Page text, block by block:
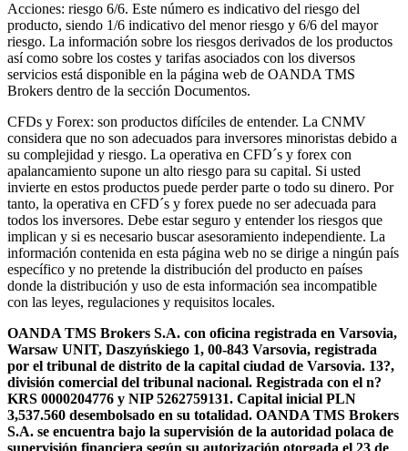
Acciones: riesgo 6/6. Este número es indicativo del riesgo del
producto, siendo 1/6 indicativo del menor riesgo y 6/6 del mayor
riesgo. La información sobre los riesgos derivados de los productos
así como sobre los costes y tarifas asociados con los diversos
servicios está disponible en la página web de OANDA TMS
Brokers dentro de la sección Documentos.
CFDs y Forex: son productos difíciles de entender. La CNMV
considera que no son adecuados para inversores minoristas debido a
su complejidad y riesgo. La operativa en CFD´s y forex con
apalancamiento supone un alto riesgo para su capital. Si usted
invierte en estos productos puede perder parte o todo su dinero. Por
tanto, la operativa en CFD´s y forex puede no ser adecuada para
todos los inversores. Debe estar seguro y entender los riesgos que
implican y si es necesario buscar asesoramiento independiente. La
información contenida en esta página web no se dirige a ningún país
específico y no pretende la distribución del producto en países
donde la distribución y uso de esta información sea incompatible
con las leyes, regulaciones y requisitos locales.
OANDA TMS Brokers S.A. con oficina registrada en Varsovia,
Warsaw UNIT, Daszyńskiego 1, 00-843 Varsovia, registrada
por el tribunal de distrito de la capital ciudad de Varsovia. 13?,
división comercial del tribunal nacional. Registrada con el n?
KRS 0000204776 y NIP 5262759131. Capital inicial PLN
3,537.560 desembolsado en su totalidad. OANDA TMS Brokers
S.A. se encuentra bajo la supervisión de la autoridad polaca de